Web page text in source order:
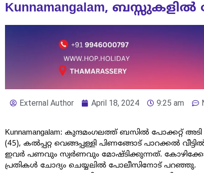
Kunnamangalam,
External Author April 18, 2024 9:25 am
Kunnamangalam: കുന്ദമംഗലത്ത് ബസിൽ പോക്കറ്റ്
(45), കൽപ്പറ്റ വെങ്ങപ്പള്ളി പിണങ്ങോട് പാറക്കൽ
ഇവർ പണവും സ്വർണവും മോഷ്ടിക്കുന്നത്.
പ്രതികൾ ചോദ്യം ചെയ്യലിൽ പോലീസിനോട് പറഞ്ഞു.